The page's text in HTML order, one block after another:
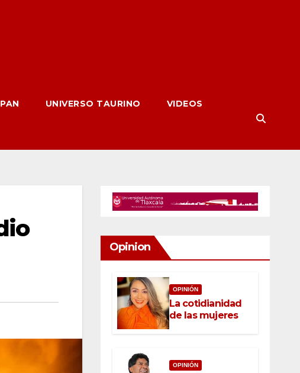
UNIVERSO TAURINO VIDEOS
Opinion
OPINIÓN
La cotidianidad
de las mujeres
OPINIÓN